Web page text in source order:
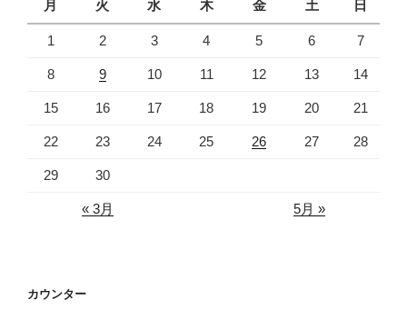
月
火 水 木 金 土 日
1 2 3 4 5 6 7
8 9 10 11 12 13 14
15 16 17 18 19 20 21
22 23 24 25 26 27 28
29 30
« 3月 5月 »
カウンター